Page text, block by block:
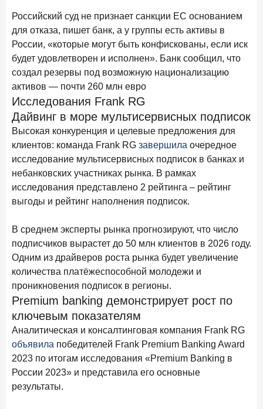
Средняя ставка по ипотеке в России
8,95 %
+1,48 п.п.
год к году
Frank Data. Ипотека Поделиться
24 апреля 2026 года
Ипотека. Итоги работы крупнейших ипотечных банков
в марте 2026 года
ИССЛЕДОВАНИЕ
Рынок подписок 2026: от гонки за объёмами к битве за
привычку
15 апреля 2026 года
трендов
10 апреля 2026 года
ДНК современного ипотечного клиента
7 апреля 2026 года
По итогам марта 2026 года объем выдач кредитов
составил 925,7 млрд руб.
26 марта 2026 года ИССЛЕДОВАНИЕ
Не экосистемой единой: как пользователи
распределяют подписки
25 марта 2026 года
Российский суд не признает санкции ЕС основанием
для отказа, пишет банк, а у группы есть активы в
России, «которые могут быть конфискованы, если иск
будет удовлетворен и исполнен». Банк сообщил, что
создал резервы под возможную национализацию
активов — почти 260 млн евро
Исследования Frank RG
Дайвинг в море мультисервисных подписок
Высокая конкуренция и целевые предложения для
клиентов: команда Frank RG завершила очередное
исследование мультисервисных подписок в банках и
небанковских участниках рынка. В рамках
исследования представлено 2 рейтинга – рейтинг
выгоды и рейтинг наполнения подписок.
В среднем эксперты рынка прогнозируют, что число
подписчиков вырастет до 50 млн клиентов в 2026 году.
Одним из драйверов роста рынка будет увеличение
количества платёжеспособной молодежи и
проникновения подписок в регионы.
Premium banking демонстрирует рост по
ключевым показателям
Аналитическая и консалтинговая компания Frank RG
объявила победителей Frank Premium Banking Award
2023 по итогам исследования «Premium Banking в
России 2023» и представила его основные
результаты.